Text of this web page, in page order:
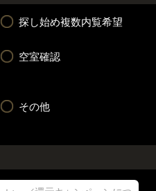
探し始め複数内覧希望
空室確認
その他